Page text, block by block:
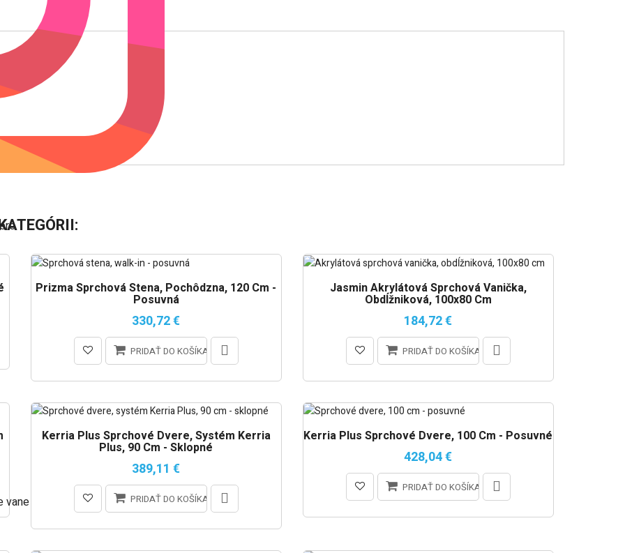
vane
Prizma Sprchová Stena, Pochôdzna, 120 Cm -
Posuvná
330,72 €
PRIDAŤ DO KOŠÍKA
Jasmin Akrylátová Sprchová Vanička,
Obdĺžniková, 100x80 Cm
184,72 €
PRIDAŤ DO KOŠÍKA
Kerria Plus Sprchové Dvere, Systém Kerria
Plus, 90 Cm - Sklopné
389,11 €
PRIDAŤ DO KOŠÍKA
Kerria Plus Sprchové Dvere, 100 Cm - Posuvné
428,04 €
PRIDAŤ DO KOŠÍKA